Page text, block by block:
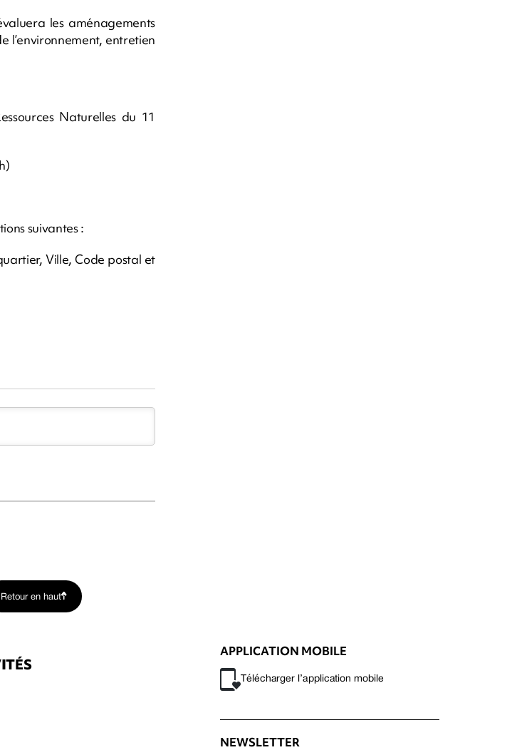
les aménagements
l’environnement, entretien
Naturelles du 11
suivantes :
Ville, Code postal et
Retour en haut
APPLICATION MOBILE
Télécharger l’application mobile
NEWSLETTER